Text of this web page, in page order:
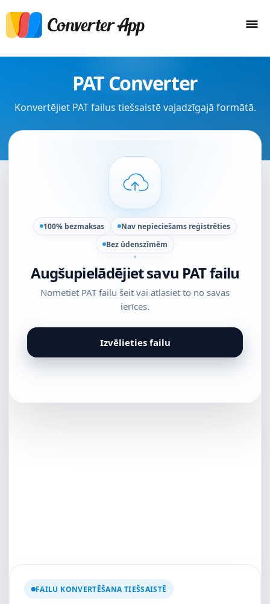
PAT Converter
Konvertējiet PAT failus tiešsaistē vajadzīgajā formātā.
100% bezmaksas
Nav nepieciešams reģistrēties
Bez ūdenszīmēm
Augšupielādējiet savu PAT failu
Nometiet PAT failu šeit vai atlasiet to no savas
ierīces.
Izvēlieties failu
FAILU KONVERTĒŠANA TIEŠSAISTĒ